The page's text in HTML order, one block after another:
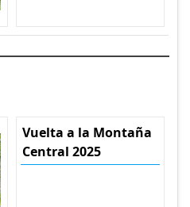
Vuelta a la Montaña
Central 2025